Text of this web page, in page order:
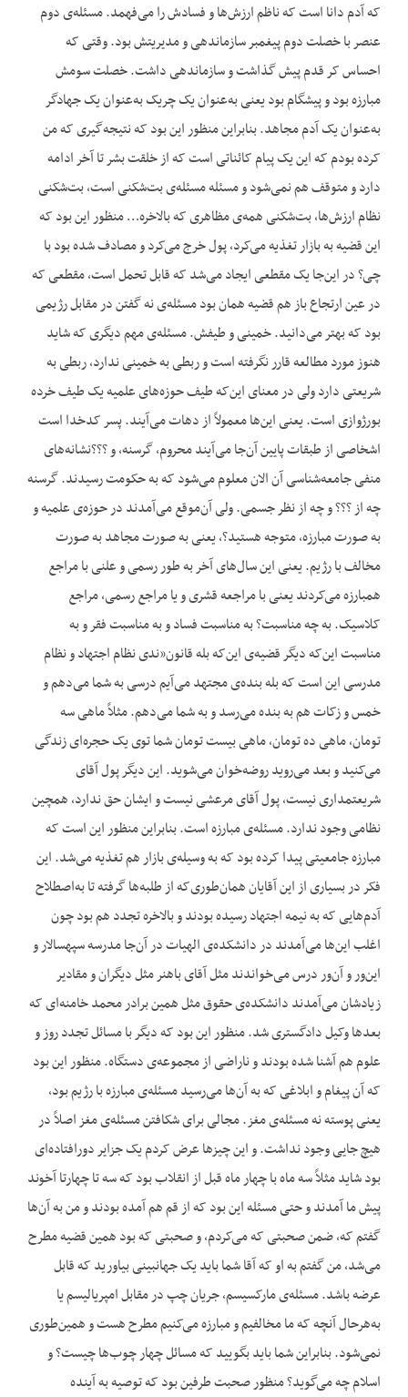
که آدم دانا است که ناظم ارزش‌ها و فسادش را می‌فهمد. مسئله‌ی دوم
عنصر با خصلت دوم پیغمبر سازماندهی و مدیریتش بود. وقتی که
احساس کر قدم پیش گذاشت و سازماندهی داشت. خصلت سومش
مبارزه بود و پیشگام بود یعنی به‌عنوان یک چریک به‌عنوان یک جهادگر
به‌عنوان یک آدم مجاهد. بنابراین منظور این بود که نتیجه‌گیری که من
کرده بودم که این یک پیام کائناتی است که از خلقت بشر تا آخر ادامه
دارد و متوقف هم نمی‌شود و مسئله مسئله‌ی بت‌شکنی است، بت‌شکنی
نظام ارزش‌ها، بت‌شکنی همه‌ی مظاهری که بالاخره… منظور این بود که
این قضیه به بازار تغذیه می‌کرد، پول خرج می‌کرد و مصادف شده بود با
چی؟ در این‌جا یک مقطعی ایجاد می‌شد که قابل تحمل است، مقطعی که
در عین ارتجاع باز هم قضیه همان بود مسئله‌ی نه گفتن در مقابل رژیمی
بود که بهتر می‌دانید. خمینی و طیفش. مسئله‌ی مهم دیگری که شاید
هنوز مورد مطالعه قارر نگرفته است و ربطی به خمینی ندارد، ربطی به
شریعتی دارد ولی در معنای این‌که طیف حوزه‌های علمیه یک طیف خرده
بورژوازی است. یعنی این‌ها معمولاً از دهات می‌آیند. پسر کدخدا است
اشخاصی از طبقات پایین آن‌جا می‌آیند محروم، گرسنه، و ؟؟؟نشانه‌های
منفی جامعه‌شناسی آن الان معلوم می‌شود که به حکومت رسیدند. گرسنه
چه از ؟؟؟ و چه از نظر جسمی. ولی آن‌موقع می‌آمدند در حوزه‌ی علمیه و
به صورت مبارزه، متوجه هستید؟، یعنی به صورت مجاهد به صورت
مخالف با رژیم. یعنی این سال‌های آخر به طور رسمی و علنی با مراجع
همبارزه می‌کردند یعنی با مراجعه قشری و یا مراجع رسمی، مراجع
کلاسیک. به چه مناسبت؟ به مناسبت فساد و به مناسبت فقر و به
مناسبت این‌که دیگر قضیه‌ی این‌که بله قانون‌«ندی نظام اجتهاد و نظام
مدرسی این است که بله بنده‌ی مجتهد می‌آیم درسی به شما می‌دهم و
خمس و زکات هم به بنده می‌رسد و به شما می‌دهم. مثلاً ماهی سه
تومان، ماهی ده تومان، ماهی بیست تومان شما توی یک حجره‌ای زندگی
می‌کنید و بعد می‌روید روضه‌خوان می‌شوید. این دیگر پول آقای
شریعتمداری نیست، پول آقای مرعشی نیست و ایشان حق ندارد، همچین
نظامی وجود ندارد. مسئله‌ی مبارزه است. بنابراین منظور این است که
مبارزه جامعیتی پیدا کرده بود که به وسیله‌ی بازار هم تغذیه می‌شد. این
فکر در بسیاری از این آقایان همان‌طوری‌که از طلبه‌ها گرفته تا به‌اصطلاح
آدم‌هایی که به نیمه اجتهاد رسیده بودند و بالاخره تجدد هم بود چون
اغلب این‌ها می‌آمدند در دانشکده‌ی الهیات در آن‌جا مدرسه سپهسالار و
این‌ور و آن‌ور درس می‌خواندند مثل آقای باهنر مثل دیگران و مقادیر
زیادشان می‌آمدند دانشکده‌ی حقوق مثل همین برادر محمد خامنه‌ای که
بعدها وکیل دادگستری شد. منظور این بود که دیگر با مسائل تجدد روز و
علوم هم آشنا شده بودند و ناراضی از مجموعه‌ی دستگاه. منظور این بود
که آن پیغام و ابلاغی که به آن‌ها می‌رسید مسئله‌ی مبارزه با رژیم بود،
یعنی پوسته نه مسئله‌ی مغز. مجالی برای شکافتن مسئله‌ی مغز اصلاً در
هیچ جایی وجود نداشت. و این چیزها عرض کردم یک جزایر دورافتاده‌ای
بود شاید مثلاً سه ماه با چهار ماه قبل از انقلاب بود که سه تا چهارتا آخوند
پیش ما آمدند و حتی مسئله این بود که از قم هم آمده بودند و من به آن‌ها
گفتم که، ضمن صحبتی که می‌کردم، و صحبتی که بود همین قضیه مطرح
می‌شد، من گفتم به او که آقا شما باید یک جهانبینی بیاورید که قابل
عرضه باشد. مسئله‌ی مارکسیسم، جریان چپ در مقابل امپریالیسم یا
به‌هرحال آنچه که ما مخالفیم و مبارزه می‌کنیم مطرح هست و همین‌طوری
نمی‌شود. بنابراین شما باید بگویید که مسائل چهار چوب‌ها چیست؟ و
اسلام چه می‌گوید؟ منظور صحبت طرفین بود که توصیه به آینده